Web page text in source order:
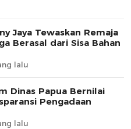
Jaya Tewaskan Remaja
Berasal dari Sisa Bahan
lalu
Dinas Papua Bernilai
Pengadaan
lalu